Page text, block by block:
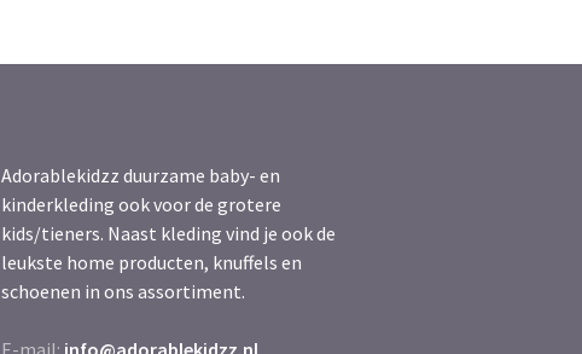
Adorablekidzz duurzame baby- en
kinderkleding ook voor de grotere
kids/tieners. Naast kleding vind je ook de
leukste home producten, knuffels en
schoenen in ons assortiment.
E-mail: info@adorablekidzz.nl